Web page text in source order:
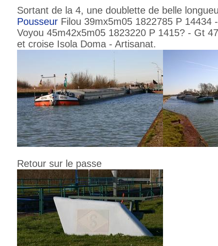
Sortant de la 4, une doublette de belle
Pousseur Filou 39mx5m05 1822785 P
Voyou 45m42x5m05 1823220 P 1415? - Gt
et croise Isola Doma - Artisanat.
Retour sur le passe